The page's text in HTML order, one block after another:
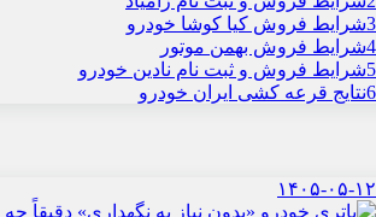
3شرایط فروش کیا کوشا خودرو
4شرایط فروش بهمن موتور
5شرایط فروش و ثبت نام نادین خودرو
6نتایج قرعه کشی ایران خودرو
۱۴۰۵-۰۵-۱۲